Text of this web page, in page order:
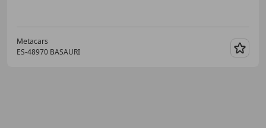
Metacars
ES-48970 BASAURI